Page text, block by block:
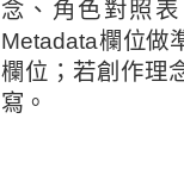
念、角色對照
Metadata欄位做
欄位；若創作理
寫。